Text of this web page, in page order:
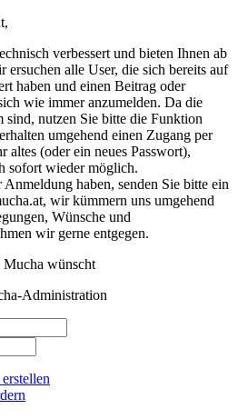
verbessert und bieten Ihnen ab
ersuchen alle User, die sich bereits auf
haben und einen Beitrag oder
wie immer anzumelden. Da die
sind, nutzen Sie bitte die Funktion
umgehend einen Zugang per
(oder ein neues Passwort),
sofort wieder möglich.
haben, senden Sie bitte ein
wir kümmern uns umgehend
Wünsche und
wir gerne entgegen.
wünscht
Administration